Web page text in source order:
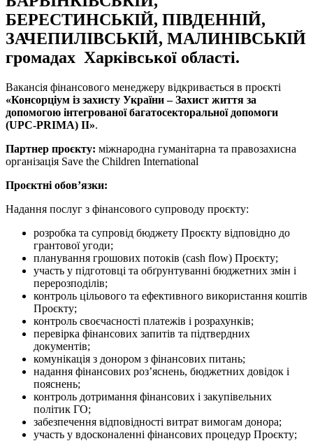
БЕРЕСТИНСЬКІЙ, ПІВДЕННІЙ,
ЗАЧЕПИЛІВСЬКІЙ, МАЛИНІВСЬКІЙ
громадах Харківської області.
Вакансія фінансового менеджеру відкривається в проєкті
«Консорціум із захисту України – Захист життя за
допомогою інтегрованої багатосекторальної допомоги
(UPC-PRIMA) II».
Партнер проєкту: міжнародна гуманітарна та правозахисна
організація Save the Children International
Проєктні обов’язки:
Надання послуг з фінансового супроводу проєкту:
розробка та супровід бюджету Проєкту відповідно до
грантової угоди;
планування грошових потоків (cash flow) Проєкту;
участь у підготовці та обґрунтуванні бюджетних змін і
перерозподілів;
контроль цільового та ефективного використання коштів
Проєкту;
контроль своєчасності платежів і розрахунків;
перевірка фінансових запитів та підтвердних
документів;
комунікація з донором з фінансових питань;
надання фінансових роз’яснень, бюджетних довідок і
пояснень;
контроль дотримання фінансових і закупівельних
політик ГО;
забезпечення відповідності витрат вимогам донора;
участь у вдосконаленні фінансових процедур Проєкту;